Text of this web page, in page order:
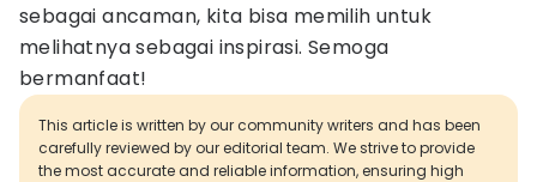
sebagai ancaman, kita bisa memilih untuk
melihatnya sebagai inspirasi. Semoga
bermanfaat!
This article is written by our community writers and has been
carefully reviewed by our editorial team. We strive to provide
the most accurate and reliable information, ensuring high